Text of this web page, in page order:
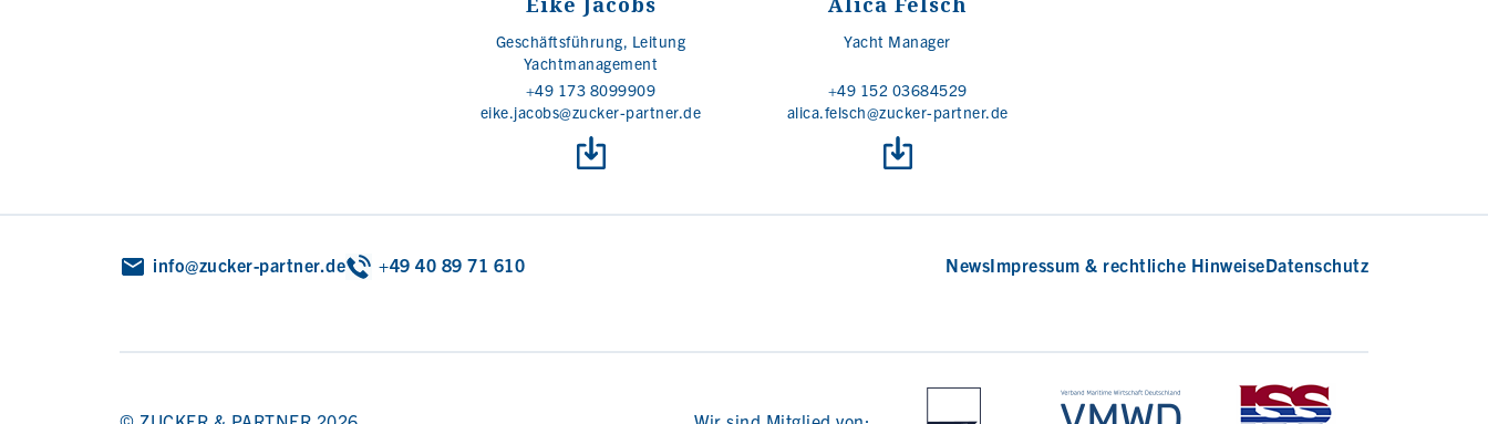
Geschäftsführung, Leitung
Yachtmanagement
+49 173 8099909
eike.jacobs@zucker-partner.de
Yacht Manager
+49 152 03684529
alica.felsch@zucker-partner.de
info@zucker-partner.de +49 40 89 71 610 NewsImpressum & rechtliche HinweiseDatenschutz